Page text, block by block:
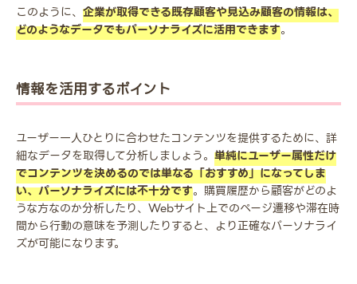
このように、 企業が取得できる既存顧客や見込み顧客の情報は、
どのようなデータでもパーソナライズに活用できます。
情報を活用するポイント
ユーザー一人ひとりに合わせたコンテンツを提供するために、詳
細なデータを取得して分析しましょう。 単純にユーザー属性だけ
でコンテンツを決めるのでは単なる「おすすめ」になってしま
い、パーソナライズには不十分です。購買履歴から顧客がどのよ
うな方なのか分析したり、Webサイト上でのページ遷移や滞在時
間から行動の意味を予測したりすると、より正確なパーソナライ
ズが可能になります。